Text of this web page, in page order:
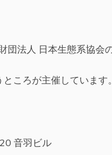
ころが主催しています。
音羽ビル